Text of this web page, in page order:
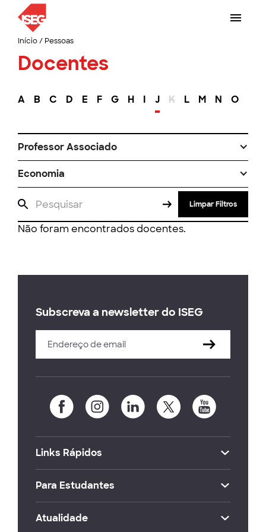
Início/ Pessoas
Docentes
A B C D E F G H I J K L M N O
Professor Associado
Economia
Limpar Filtros
Não foram encontrados docentes.
Subscreva a newsletter do ISEG
Links Rápidos
Para Estudantes
Atualidade